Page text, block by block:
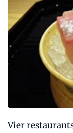
Vier